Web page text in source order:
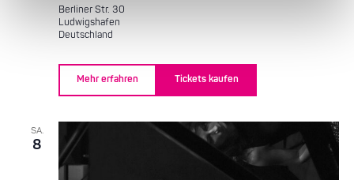
Berliner Str. 30
Ludwigshafen
Deutschland
Mehr erfahren Tickets kaufen
SA.
8